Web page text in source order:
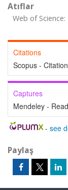
Atıflar
Web of Science:
Citations
Scopus -
Captures
Mendeley -
- see
Paylaş